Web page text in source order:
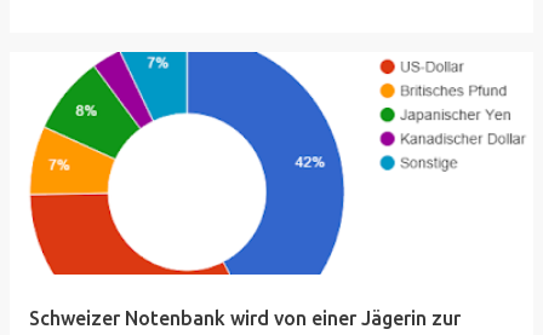
Schweizer Notenbank wird von einer Jägerin zur